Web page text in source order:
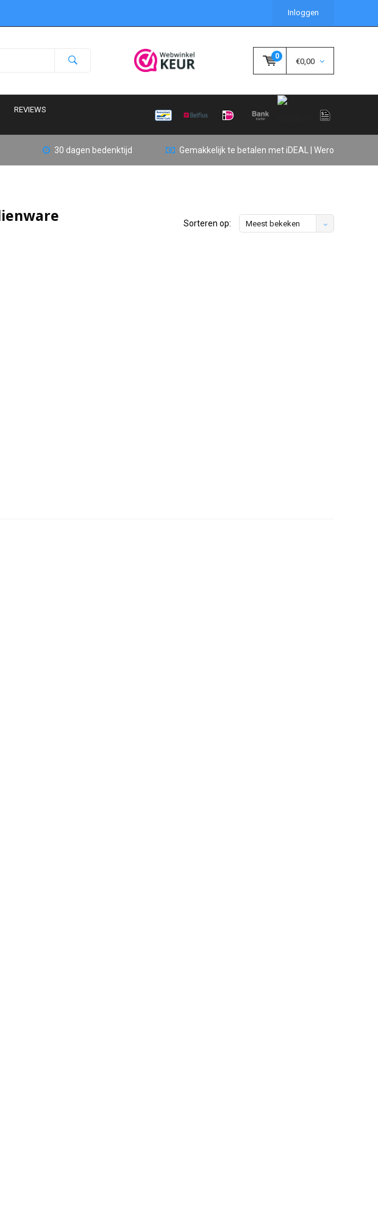
Inloggen
0
€0,00
REVIEWS
30 dagen bedenktijd Gemakkelijk te betalen met iDEAL | Wero
Sorteren op: Meest bekeken